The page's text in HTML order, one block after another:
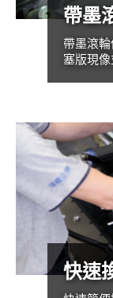
帶墨
帶墨滾
塞版現
快速